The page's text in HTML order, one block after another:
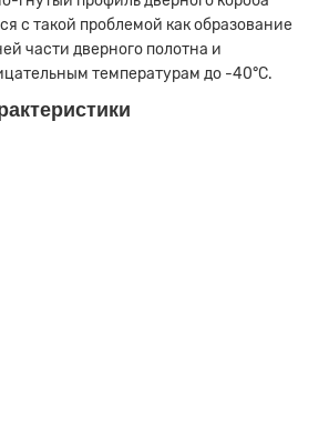
с такой проблемой как образование
части дверного полотна и
температурам до -40°С.